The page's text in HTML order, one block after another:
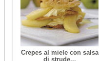
Crepes al miele con salsa
di strude...